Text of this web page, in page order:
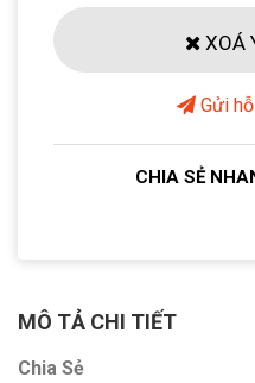
XOÁ
Gửi
CHIA SẺ
MÔ TẢ CHI TIẾT
Chia Sẻ